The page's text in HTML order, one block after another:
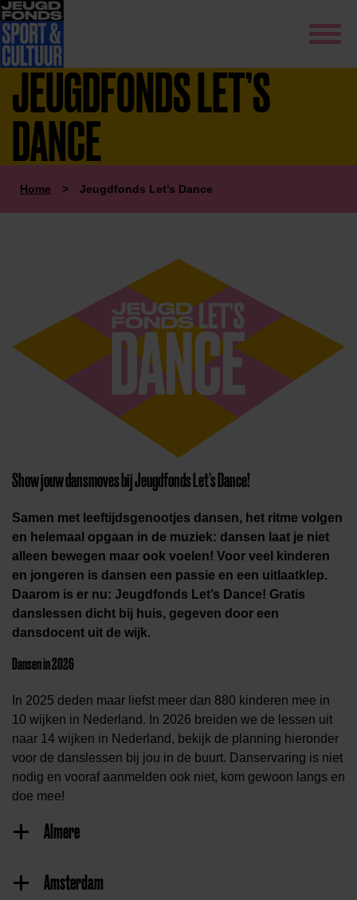
JEUGDFONDS LET’S
DANCE
Home > Jeugdfonds Let’s Dance
Show jouw dansmoves bij JeugdfondsLet’sDance!
Samen met leeftijdsgenootjes dansen, het ritme volgen
en helemaal opgaan in de muziek: dansen laat je niet
alleen bewegen maar ook voelen! Voor veel kinderen
en jongeren is dansen een passie en een uitlaatklep.
Daarom is er nu: Jeugdfonds Let’s Dance! Gratis
danslessen dicht bij huis, gegeven door een
dansdocent uit de wijk.
Dansen in 2026
In 2025 deden maar liefst meer dan 880 kinderen mee in
10 wijken in Nederland. In 2026 breiden we de lessen uit
naar 14 wijken in Nederland, bekijk de planning hieronder
voor de danslessen bij jou in de buurt. Danservaring is niet
nodig en vooraf aanmelden ook niet, kom gewoon langs en
doe mee!
Almere
Amsterdam